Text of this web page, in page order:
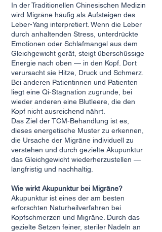
In der Traditionellen Chinesischen Medizin
wird Migräne häufig als Aufsteigen des
Leber-Yang interpretiert. Wenn die Leber
durch anhaltenden Stress, unterdrückte
Emotionen oder Schlafmangel aus dem
Gleichgewicht gerät, steigt überschüssige
Energie nach oben — in den Kopf. Dort
verursacht sie Hitze, Druck und Schmerz.
Bei anderen Patientinnen und Patienten
liegt eine Qi-Stagnation zugrunde, bei
wieder anderen eine Blutleere, die den
Kopf nicht ausreichend nährt.
Das Ziel der TCM-Behandlung ist es,
dieses energetische Muster zu erkennen,
die Ursache der Migräne individuell zu
verstehen und durch gezielte Akupunktur
das Gleichgewicht wiederherzustellen —
langfristig und nachhaltig.
Wie wirkt Akupunktur bei Migräne?
Akupunktur ist eines der am besten
erforschten Naturheilverfahren bei
Kopfschmerzen und Migräne. Durch das
gezielte Setzen feiner, steriler Nadeln an